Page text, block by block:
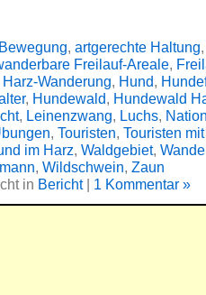
, artgerechte Haltung,
Freilauf-Areale,
Harz-Wanderung, Hund,
, Hundewald, Hundewald
, Leinenzwang, Luchs,
, Touristen, Touristen
im Harz, Waldgebiet,
, Wildschwein, Zaun
in Bericht| 1 Kommentar »